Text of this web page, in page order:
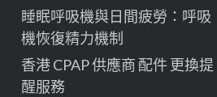
睡眠呼吸機與日間疲勞：呼吸
機恢復精力機制
香港 CPAP 供應商 配件 更換提
醒服務